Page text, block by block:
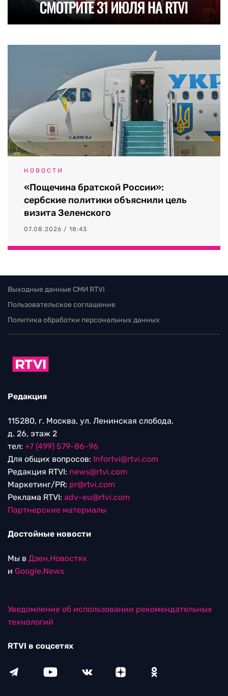
НОВОСТИ
«Пощечина братской России»:
сербские политики объяснили цель
визита Зеленского
07.08.2026 / 18:43
Выходные данные СМИ RTVI
Пользовательское соглашение
Политика обработки персональных данных
Редакция
115280, г. Москва, ул. Ленинская слобода,
д. 26, этаж 2
тел: +7 (499) 579-86-96
Для общих вопросов: Infortvi@rtvi.com
Редакция RTVI: news@rtvi.com
Маркетинг/PR: pr@rtvi.com
Реклама RTVI: adv-eu@rtvi.com
Партнерские материалы
Достойные новости
Мы в Дзен.Новостях
и Google.News
Уведомление об использовании рекомендательных
технологий
RTVI в соцсетях